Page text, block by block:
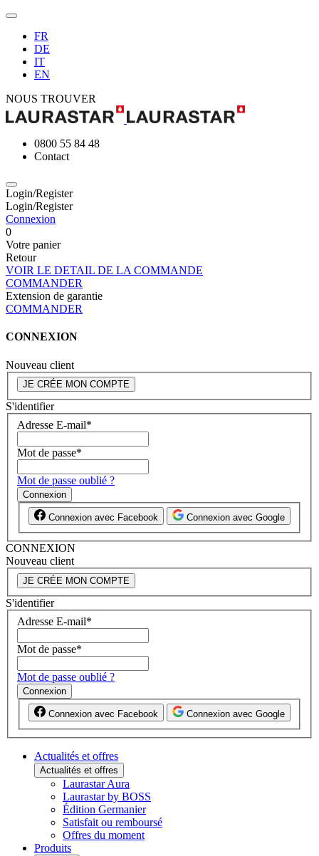
FR
DE
IT
EN
NOUS TROUVER
0800 55 84 48
Contact
Login/Register
Login/Register
Connexion
0
Votre panier
Retour
VOIR LE DETAIL DE LA COMMANDE
COMMANDER
Extension de garantie
COMMANDER
CONNEXION
Nouveau client
JE CRÉE MON COMPTE
S'identifier
Adresse E-mail*
Mot de passe*
Mot de passe oublié ?
Connexion
Connexion avec Facebook Connexion avec Google
CONNEXION
Nouveau client
JE CRÉE MON COMPTE
S'identifier
Adresse E-mail*
Mot de passe*
Mot de passe oublié ?
Connexion
Connexion avec Facebook Connexion avec Google
Actualités et offres
Actualités et offres
Laurastar Aura
Laurastar by BOSS
Édition Germanier
Satisfait ou remboursé
Offres du moment
Produits